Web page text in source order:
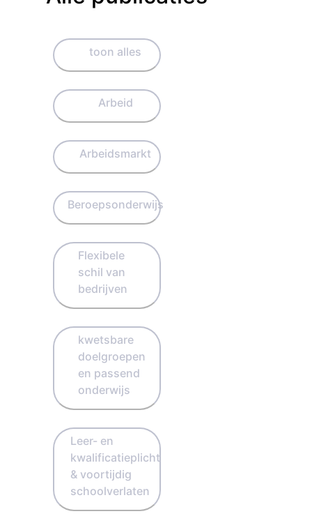
toon alles
Arbeid
Arbeidsmarkt
Beroepsonderwijs
Flexibele
schil van
bedrijven
kwetsbare
doelgroepen
en passend
onderwijs
Leer- en
kwalificatieplicht
& voortijdig
schoolverlaten